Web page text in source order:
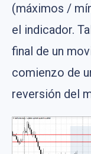
(máximos /
el indicador.
final de un
comienzo de
reversión del